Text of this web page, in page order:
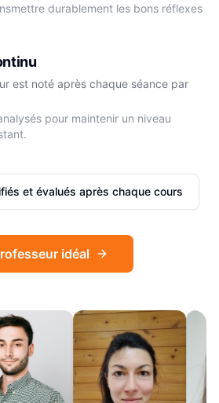
durablement les bons réflexes
est noté après chaque séance par
pour maintenir un niveau
et évalués après chaque cours
idéal